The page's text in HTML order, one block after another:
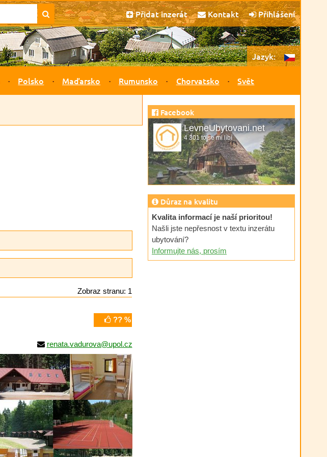
Přidat inzerát Kontakt Přihlášení
Jazyk:
Polsko Maďarsko Rumunsko Chorvatsko Svět
Zobraz stranu: 1
?? %
renata.vadurova@upol.cz
Facebook
LevneUbytovani.net
4 301 to se mi líbí
Důraz na kvalitu
Kvalita informací je naší prioritou!
Našli jste nepřesnost v textu inzerátu
ubytování?
Informujte nás, prosím